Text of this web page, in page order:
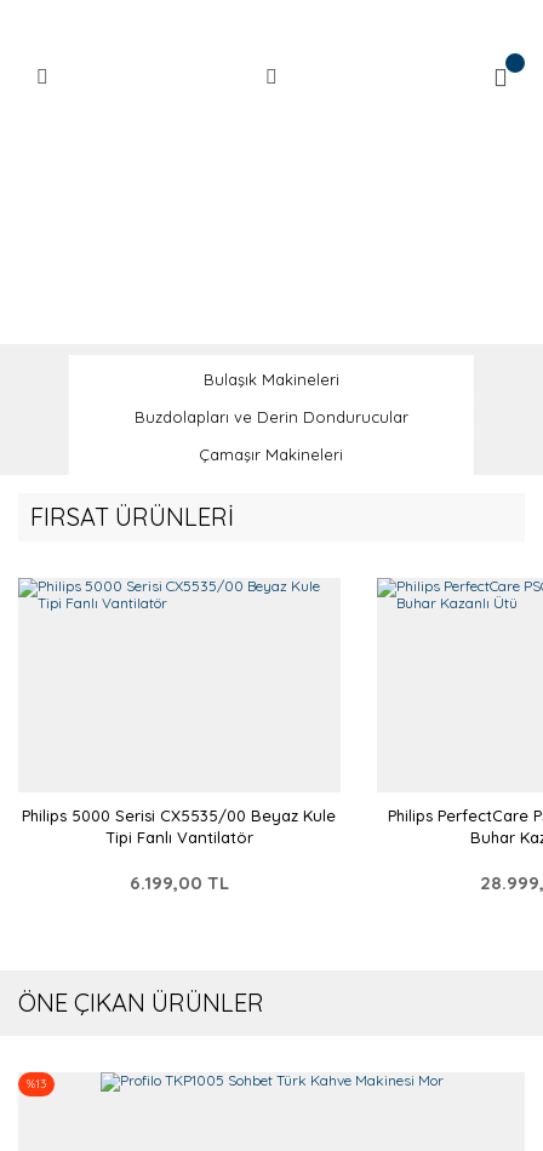
Bulaşık Makineleri
Buzdolapları ve Derin Dondurucular
Çamaşır Makineleri
FIRSAT ÜRÜNLERİ
Philips 5000 Serisi CX5535/00 Beyaz Kule
Tipi Fanlı Vantilatör
6.199,00 TL
Philips PerfectCare
Buhar
ÖNE ÇIKAN ÜRÜNLER
%13